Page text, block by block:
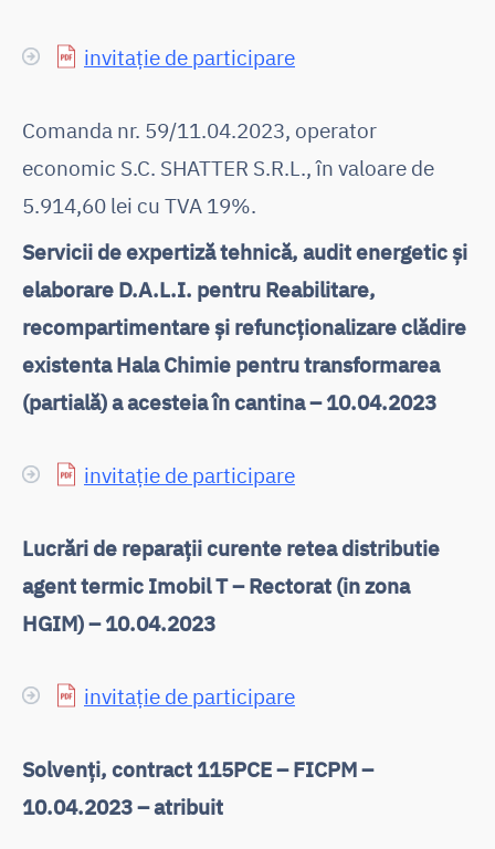
invitație de participare
Comanda nr. 59/11.04.2023, operator
economic S.C. SHATTER S.R.L., în valoare de
5.914,60 lei cu TVA 19%.
Servicii de expertiză tehnică, audit energetic și
elaborare D.A.L.I. pentru Reabilitare,
recompartimentare și refuncționalizare clădire
existenta Hala Chimie pentru transformarea
(partială) a acesteia în cantina – 10.04.2023
invitație de participare
Lucrări de reparații curente retea distributie
agent termic Imobil T – Rectorat (in zona
HGIM) – 10.04.2023
invitație de participare
Solvenți, contract 115PCE – FICPM –
10.04.2023 – atribuit